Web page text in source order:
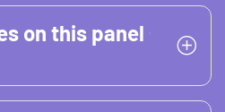
on this panel